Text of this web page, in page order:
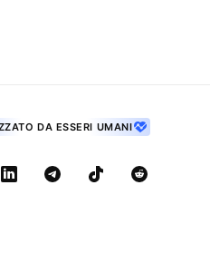
DA ESSERI UMANI